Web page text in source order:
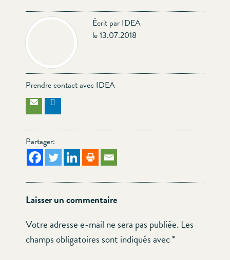
Écrit par IDEA
le 13.07.2018
Prendre contact avec IDEA
Partager:
Laisser un commentaire
Votre adresse e-mail ne sera pas publiée. Les
champs obligatoires sont indiqués avec*